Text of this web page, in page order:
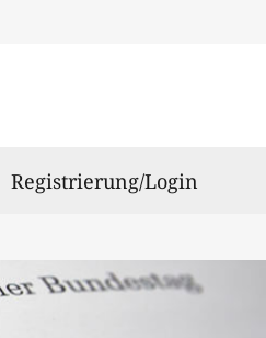
Registrierung/Login